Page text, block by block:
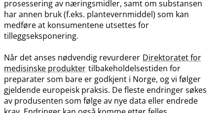
prosessering av næringsmidler, samt om substansen
har annen bruk (f.eks. plantevernmiddel) som kan
medføre at konsumentene utsettes for
tilleggseksponering.
Når det anses nødvendig revurderer Direktoratet for
medisinske produkter tilbakeholdelsestiden for
preparater som bare er godkjent i Norge, og vi følger
gjeldende europeisk praksis. De fleste endringer søkes
av produsenten som følge av nye data eller endrede